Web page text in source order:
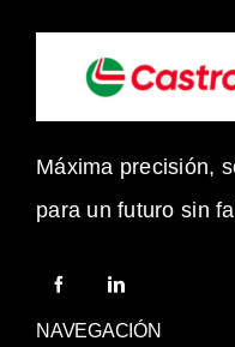
Máxima precisión,
para un futuro sin
NAVEGACIÓN